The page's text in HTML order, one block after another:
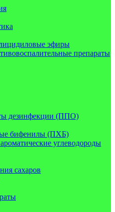
эфиры
препараты
дезинфекции (ППО)
бифенилы (ПХБ)
углеводороды
сахаров